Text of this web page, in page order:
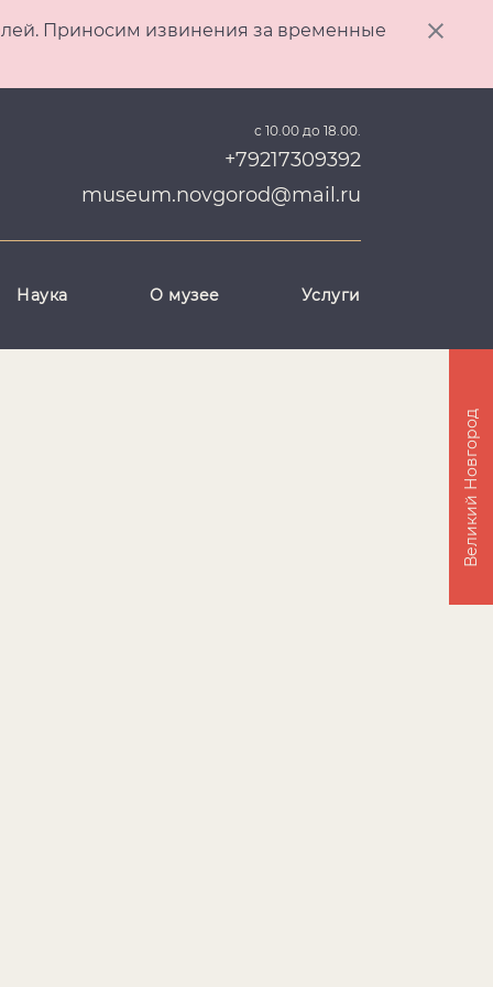
Приносим извинения за временные
с 10.00 до 18.00.
+79217309392
museum.novgorod@mail.ru
Наука О музее Услуги
Великий Новгород